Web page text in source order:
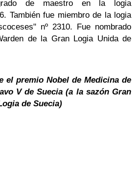
de maestro en la logia
También fue miembro de la logia
nº 2310. Fue nombrado
de la Gran Logia Unida de
el premio Nobel de Medicina de
V de Suecia (a la sazón Gran
de Suecia)